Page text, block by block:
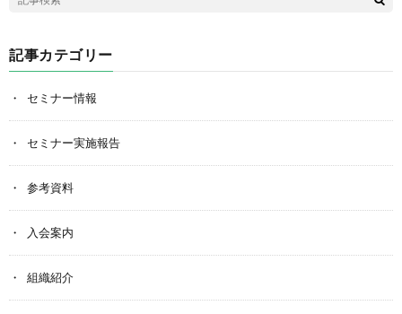
記事カテゴリー
セミナー情報
セミナー実施報告
参考資料
入会案内
組織紹介